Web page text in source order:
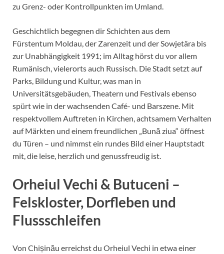
zu Grenz- oder Kontrollpunkten im Umland.
Geschichtlich begegnen dir Schichten aus dem
Fürstentum Moldau, der Zarenzeit und der Sowjetära bis
zur Unabhängigkeit 1991; im Alltag hörst du vor allem
Rumänisch, vielerorts auch Russisch. Die Stadt setzt auf
Parks, Bildung und Kultur, was man in
Universitätsgebäuden, Theatern und Festivals ebenso
spürt wie in der wachsenden Café- und Barszene. Mit
respektvollem Auftreten in Kirchen, achtsamem Verhalten
auf Märkten und einem freundlichen „Bună ziua“ öffnest
du Türen – und nimmst ein rundes Bild einer Hauptstadt
mit, die leise, herzlich und genussfreudig ist.
Orheiul Vechi & Butuceni –
Felskloster, Dorfleben und
Flussschleifen
Von Chișinău erreichst du Orheiul Vechi in etwa einer